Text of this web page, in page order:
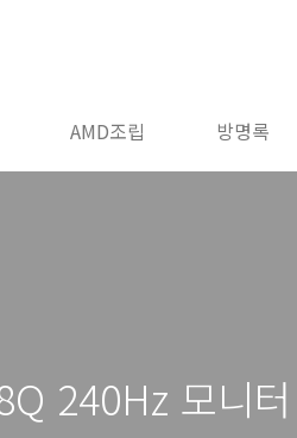
AMD조립 방명록
240Hz 모니터